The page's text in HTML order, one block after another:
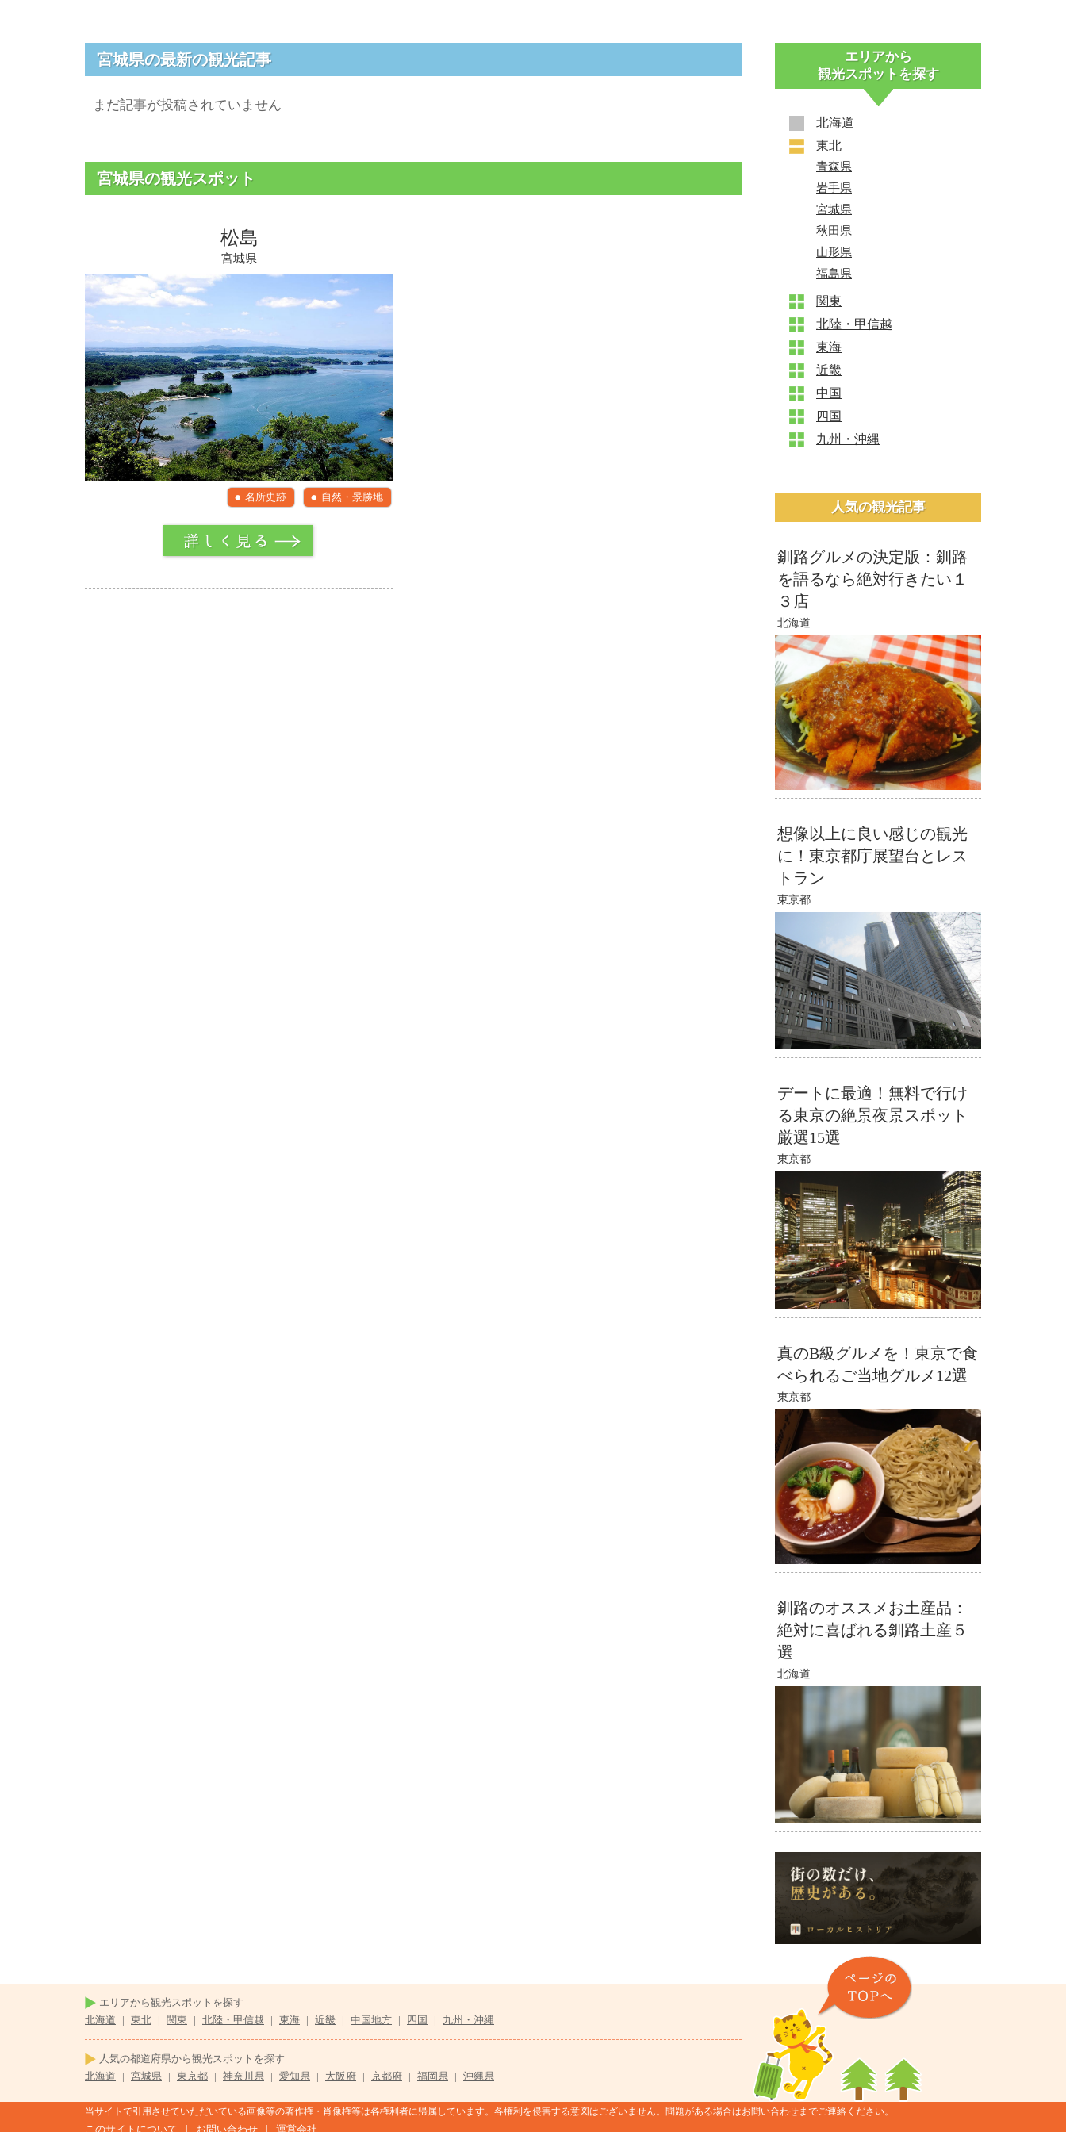
宮城県の最新の観光記事
まだ記事が投稿されていません
宮城県の観光スポット
松島
宮城県
名所史跡 自然・景勝地
エリアから
観光スポットを探す
北海道
東北
青森県
岩手県
宮城県
秋田県
山形県
福島県
関東
北陸・甲信越
東海
近畿
中国
四国
九州・沖縄
人気の観光記事
釧路グルメの決定版：釧路
を語るなら絶対行きたい１
３店
北海道
想像以上に良い感じの観光
に！東京都庁展望台とレス
トラン
東京都
デートに最適！無料で行け
る東京の絶景夜景スポット
厳選15選
東京都
真のB級グルメを！東京で食
べられるご当地グルメ12選
東京都
釧路のオススメお土産品：
絶対に喜ばれる釧路土産５
選
北海道
エリアから観光スポットを探す
北海道
| 東北 | 関東 | 北陸・甲信越 | 東海 | 近畿 | 中国地方 | 四国 | 九州・沖縄
人気の都道府県から観光スポットを探す
北海道
| 宮城県 | 東京都 | 神奈川県 | 愛知県 | 大阪府 | 京都府 | 福岡県 | 沖縄県
当サイトで引用させていただいている画像等の著作権・肖像権等は各権利者に帰属しています。各権利を侵害する意図はございません。問題がある場合はお問い合わせまでご連絡ください。
このサイトについて | お問い合わせ | 運営会社